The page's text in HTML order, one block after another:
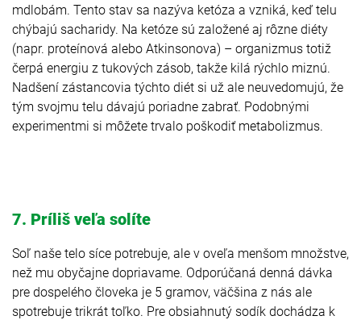
mdlobám. Tento stav sa nazýva ketóza a vzniká, keď telu
chýbajú sacharidy. Na ketóze sú založené aj rôzne diéty
(napr. proteínová alebo Atkinsonova) – organizmus totiž
čerpá energiu z tukových zásob, takže kilá rýchlo miznú.
Nadšení zástancovia týchto diét si už ale neuvedomujú, že
tým svojmu telu dávajú poriadne zabrať. Podobnými
experimentmi si môžete trvalo poškodiť metabolizmus.
7. Príliš veľa solíte
Soľ naše telo síce potrebuje, ale v oveľa menšom množstve,
než mu obyčajne dopriavame. Odporúčaná denná dávka
pre dospelého človeka je 5 gramov, väčšina z nás ale
spotrebuje trikrát toľko. Pre obsiahnutý sodík dochádza k